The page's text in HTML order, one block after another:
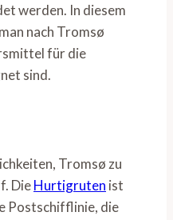
werden. In diesem
nach Tromsø
für die
sind.
Tromsø zu
DieHurtigruten ist
Postschifflinie, die